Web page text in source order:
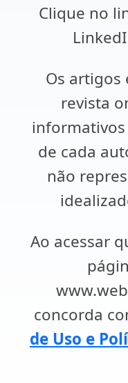
Clique no
Os artigos
revista
de cada
não
Ao acessar
concorda
de Uso e